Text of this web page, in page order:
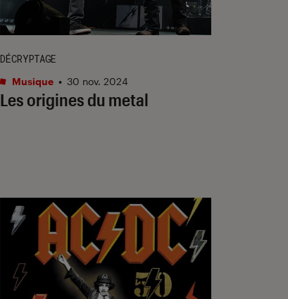
Les origines du metal
DÉCRYPTAGE
Musique • 30 nov. 2024